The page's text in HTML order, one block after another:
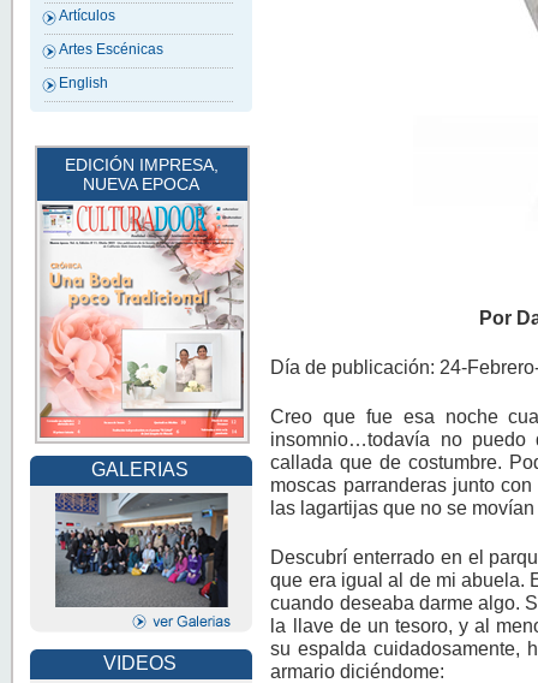
Artículos
Artes Escénicas
English
EDICIÓN IMPRESA,
NUEVA EPOCA
GALERIAS
VIDEOS
Por
Día de publicación: 24-
Creo que fue esa noche
insomnio…todavía no puedo
callada que de costumbre.
moscas parranderas junto
las lagartijas que no se
Descubrí enterrado en el
que era igual al de mi abuela.
cuando deseaba darme algo.
la llave de un tesoro, y al
su espalda cuidadosamente,
armario diciéndome: